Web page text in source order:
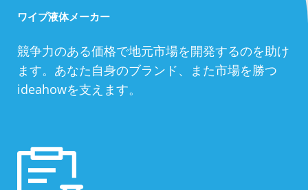
ワイプ液体メーカー
競争力のある価格で地元市場を開発するのを助け
ます。あなた自身のブランド、また市場を勝つ
ideahowを支えます。